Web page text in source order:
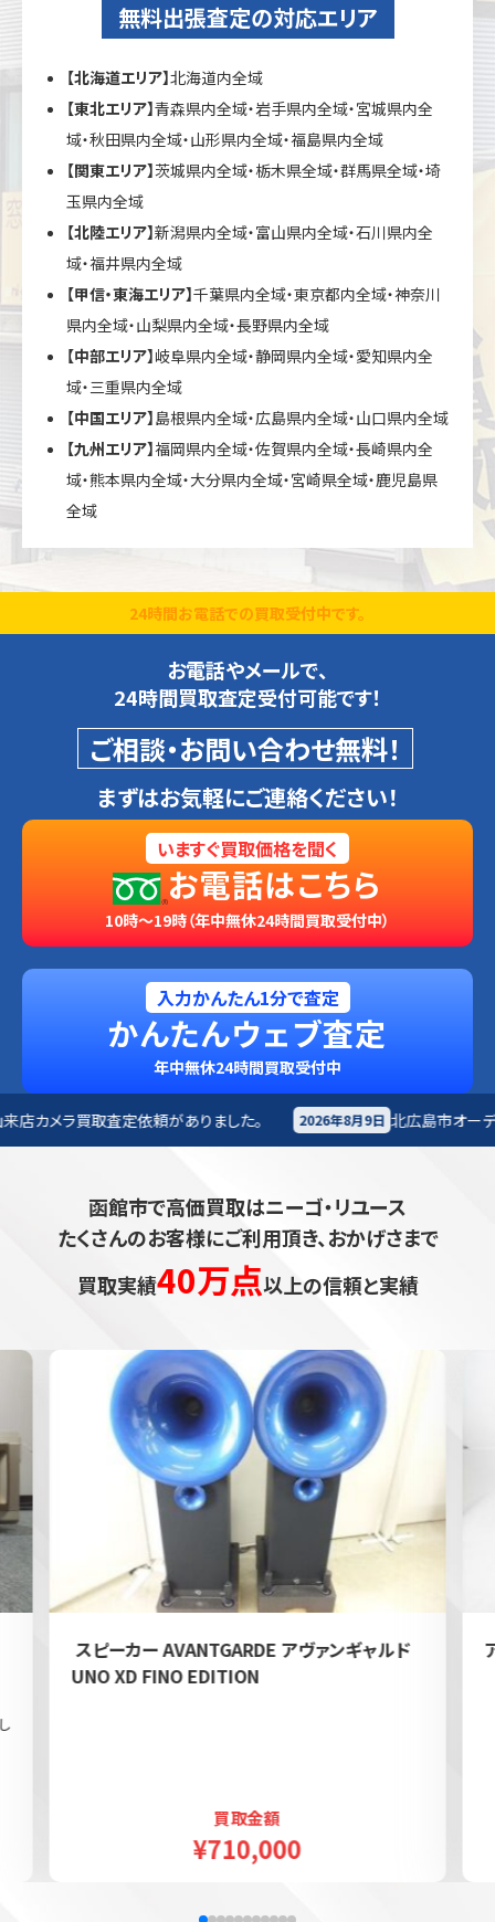
かんたん査定見積
無料出張査定の対応エリア
【北海道エリア】北海道内全域
【東北エリア】青森県内全域・岩手県内全域・宮城県内全
域・秋田県内全域・山形県内全域・福島県内全域
【関東エリア】茨城県内全域・栃木県全域・群馬県全域・埼
玉県内全域
【北陸エリア】新潟県内全域・富山県内全域・石川県内全
域・福井県内全域
【甲信・東海エリア】千葉県内全域・東京都内全域・神奈川
県内全域・山梨県内全域・長野県内全域
【中部エリア】岐阜県内全域・静岡県内全域・愛知県内全
域・三重県内全域
【中国エリア】島根県内全域・広島県内全域・山口県内全域
【九州エリア】福岡県内全域・佐賀県内全域・長崎県内全
域・熊本県内全域・大分県内全域・宮崎県全域・鹿児島県
全域
24時間お電話での買取受付中です。
お電話やメールで、
24時間買取査定受付可能です！
ご相談・お問い合わせ無料！
まずはお気軽にご連絡ください！
いますぐ買取価格を聞く
お電話はこちら
10時～19時（年中無休24時間買取受付中）
入力かんたん1分で査定
かんたんウェブ査定
年中無休24時間買取受付中
がありました。 2026年8月9日 北広島市 オーディオ買取査定依頼があ
函館市で高価買取はニーゴ・リユース
たくさんのお客様にご利用頂き、おかげさまで
買取実績40万点以上の信頼と実績
スピーカー AVANTGARDE アヴァンギャルド
UNO XD FINO EDITION
買取金額
¥710,000